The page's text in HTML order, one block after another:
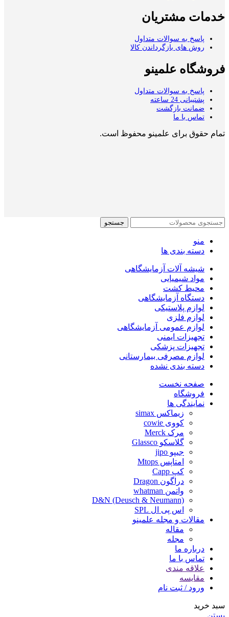
خدمات مشتریان
پاسخ به سوالات متداول
روش های بازگرداندن کالا
فروشگاه علمینو
پاسخ به سوالات متداول
پشتیبانی 24 ساعته
ضمانت بازگشت
تماس با ما
تمام حقوق برای علمینو محفوظ است.
جستجو
منو
دسته بندی ها
شیشه آلات آزمایشگاهی
مواد شیمیایی
محیط کشت
دستگاه آزمایشگاهی
لوازم پلاستیکی
لوازم فلزی
لوازم عمومی آزمایشگاهی
تجهیزات ایمنی
تجهیزات پزشکی
لوازم مصرفی بیمارستانی
دسته بندی نشده
صفحه نخست
فروشگاه
نمایندگی ها
زیماکس simax
کووی cowie
مرک Merck
گلاسکو Glassco
جیپو jipo
امتاپس Mtops
کپ Capp
دراگون Dragon
واتمن whatman
D&N (Deusch & Neumann)
اس پی ال SPL
مقالات و مجله علمینو
مقاله
مجله
درباره ما
تماس با ما
علاقه مندی
مقایسه
ورود / ثبت نام
سبد خرید
بستن